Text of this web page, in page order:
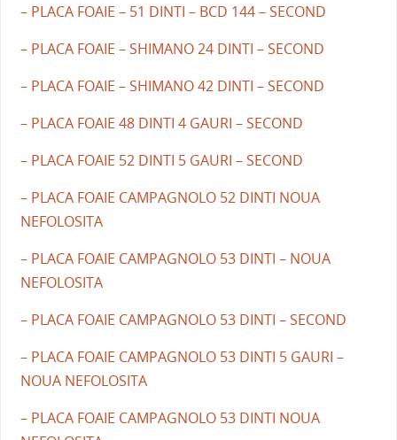
– PLACA FOAIE – 51 DINTI – BCD 144 – SECOND
– PLACA FOAIE – SHIMANO 24 DINTI – SECOND
– PLACA FOAIE – SHIMANO 42 DINTI – SECOND
– PLACA FOAIE 48 DINTI 4 GAURI – SECOND
– PLACA FOAIE 52 DINTI 5 GAURI – SECOND
– PLACA FOAIE CAMPAGNOLO 52 DINTI NOUA
NEFOLOSITA
– PLACA FOAIE CAMPAGNOLO 53 DINTI – NOUA
NEFOLOSITA
– PLACA FOAIE CAMPAGNOLO 53 DINTI – SECOND
– PLACA FOAIE CAMPAGNOLO 53 DINTI 5 GAURI –
NOUA NEFOLOSITA
– PLACA FOAIE CAMPAGNOLO 53 DINTI NOUA